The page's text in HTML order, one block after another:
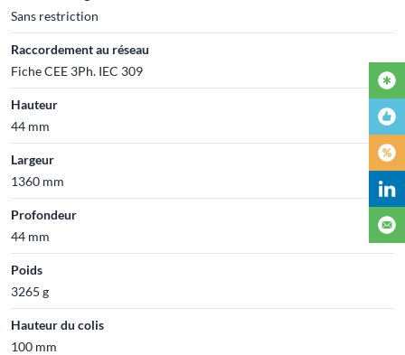
Sans restriction
Raccordement au réseau
Fiche CEE 3Ph. IEC 309
Hauteur
44 mm
Largeur
1360 mm
Profondeur
44 mm
Poids
3265 g
Hauteur du colis
100 mm